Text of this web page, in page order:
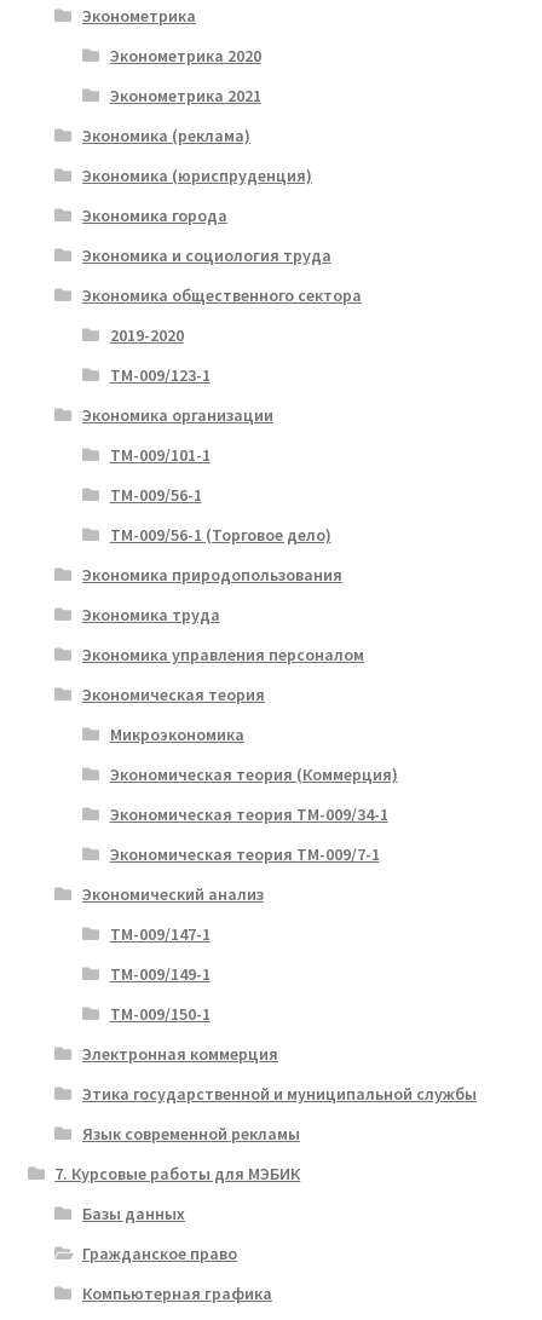
Эконометрика
Эконометрика 2020
Эконометрика 2021
Экономика (реклама)
Экономика (юриспруденция)
Экономика города
Экономика и социология труда
Экономика общественного сектора
2019-2020
ТМ-009/123-1
Экономика организации
ТМ-009/101-1
ТМ-009/56-1
ТМ-009/56-1 (Торговое дело)
Экономика природопользования
Экономика труда
Экономика управления персоналом
Экономическая теория
Микроэкономика
Экономическая теория (Коммерция)
Экономическая теория ТМ-009/34-1
Экономическая теория ТМ-009/7-1
Экономический анализ
ТМ-009/147-1
ТМ-009/149-1
ТМ-009/150-1
Электронная коммерция
Этика государственной и муниципальной службы
Язык современной рекламы
7. Курсовые работы для МЭБИК
Базы данных
Гражданское право
Компьютерная графика